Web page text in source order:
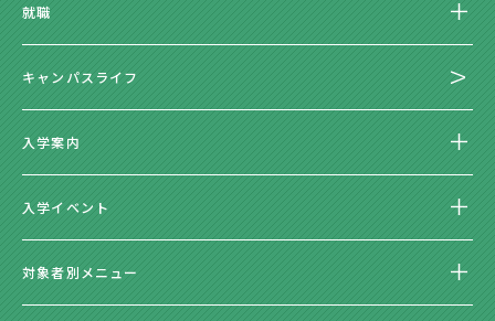
就職
キャンパスライフ
入学案内
入学イベント
対象者別メニュー